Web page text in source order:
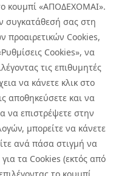
κουμπί «ΑΠΟΔΕΧΟΜΑΙ».
συγκατάθεσή σας στη
προαιρετικών Cookies,
Cookies», να
τις επιθυμητές
να κάνετε κλικ στο
αποθηκεύσετε και να
να επιστρέψετε στην
μπορείτε να κάνετε
ανά πάσα στιγμή να
τα Cookies (εκτός από
νόμιμου δικαιώματος.
| Όροι Χρήσης